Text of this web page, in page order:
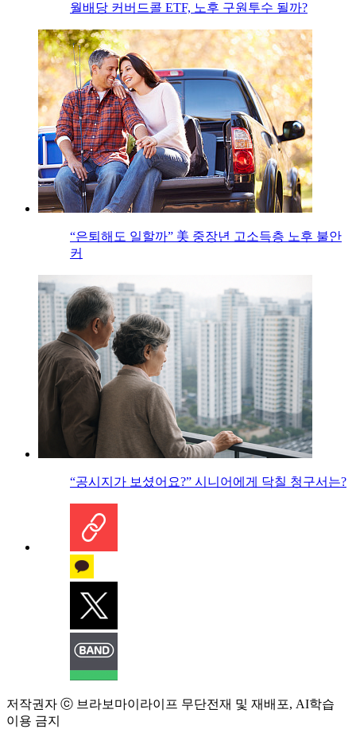
월배당 커버드콜 ETF, 노후 구원투수 될까?
“은퇴해도 일할까” 美 중장년 고소득층 노후 불안
커
“공시지가 보셨어요?” 시니어에게 닥칠 청구서는?
저작권자 ⓒ 브라보마이라이프 무단전재 및 재배포, AI학습
이용 금지